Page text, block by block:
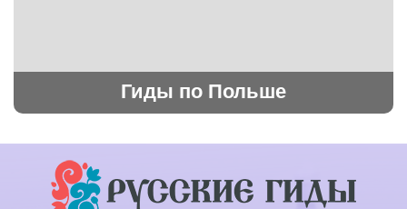
Гиды по Польше